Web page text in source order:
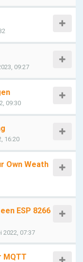
09:27
09:30
16:20
Own Weath
ESP 8266
2022, 07:37